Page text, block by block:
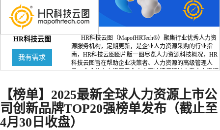
HR科技云图
我有需求
HR科技云图（MapofHRTech®）聚集行业优秀人力资
源服务机构，定期更新，是企业人力资源采购的行业指
南，HR科技云图图片版一图尽览人力资源科技概况，HR
科技云图旨在帮助企业决策者、人力资源的高级管理人
员、企业的人力资源专业人士更快速便捷地查看人力资源
机构， 以便于更精准地做出企业相关的采购决策。
【榜单】2025最新全球人力资源上市公
司创新品牌TOP20强榜单发布（截止至
4月30日收盘）